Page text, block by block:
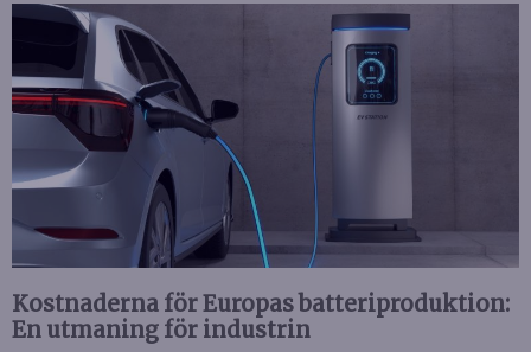
Kostnaderna för Europas batteriproduktion:
En utmaning för industrin